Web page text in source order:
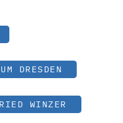
DRESDEN
WINZER